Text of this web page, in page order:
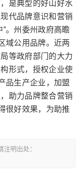
是典型的好山好水
代品牌意识和营销
。州委州政府高瞻
域公用品牌。近两
等政府部门的大力
形式，授权企业使
品生产企业，加盟
助力品牌整合营销
很好效果，为助推
明出处：